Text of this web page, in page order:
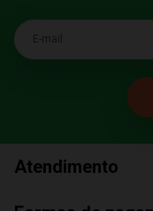
E-mail
Atendimento